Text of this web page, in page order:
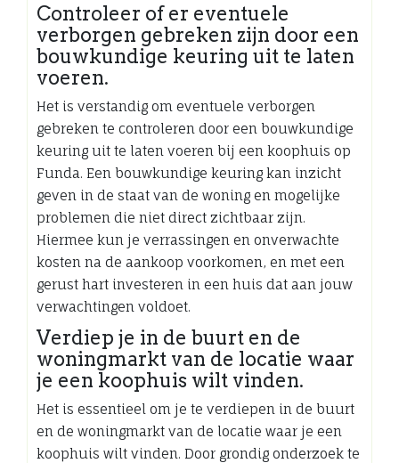
Controleer of er eventuele
verborgen gebreken zijn door een
bouwkundige keuring uit te laten
voeren.
Het is verstandig om eventuele verborgen
gebreken te controleren door een bouwkundige
keuring uit te laten voeren bij een koophuis op
Funda. Een bouwkundige keuring kan inzicht
geven in de staat van de woning en mogelijke
problemen die niet direct zichtbaar zijn.
Hiermee kun je verrassingen en onverwachte
kosten na de aankoop voorkomen, en met een
gerust hart investeren in een huis dat aan jouw
verwachtingen voldoet.
Verdiep je in de buurt en de
woningmarkt van de locatie waar
je een koophuis wilt vinden.
Het is essentieel om je te verdiepen in de buurt
en de woningmarkt van de locatie waar je een
koophuis wilt vinden. Door grondig onderzoek te